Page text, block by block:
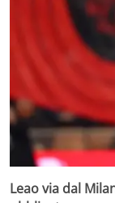
Leao via dal